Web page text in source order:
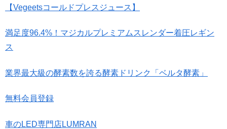
【Vegeetsコールドプレスジュース】
満足度96.4%！マジカルプレミアムスレンダー着圧レギン
ス
業界最大級の酵素数を誇る酵素ドリンク「ベルタ酵素」
無料会員登録
車のLED専門店LUMRAN